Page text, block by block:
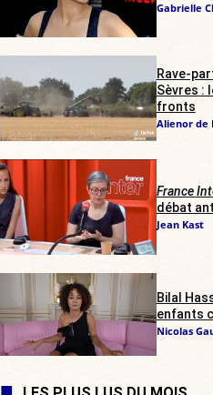
Gabrielle
Rave-
Sèvres :
fronts
Alienor de
France
débat
Jean Kast
Bilal
enfants
Nicolas